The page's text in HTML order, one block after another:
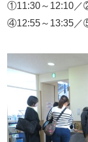
①11:30～12:10／
④12:55～13:35／